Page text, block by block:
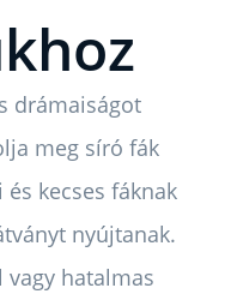
drámaiságot
meg síró fák
és kecses fáknak
nyújtanak.
vagy hatalmas